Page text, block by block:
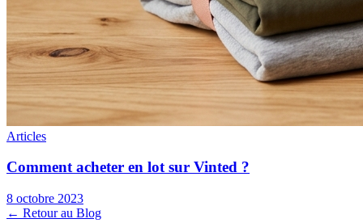
Articles
Comment acheter en lot sur Vinted ?
8 octobre 2023
← Retour au Blog